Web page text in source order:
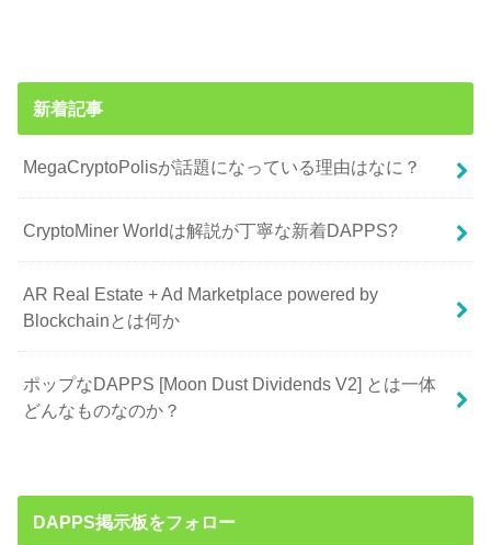
新着記事
MegaCryptоPolisが話題になっている理由はなに？
CryptoMiner Worldは解説が丁寧な新着DAPPS?
AR Real Estate + Ad Marketplace powered by
Blockchainとは何か
ポップなDAPPS [Moon Dust Dividends V2] とは一体
どんなものなのか？
DAPPS掲示板をフォロー